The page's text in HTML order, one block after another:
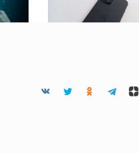
защитную пленку на
разбитый экран